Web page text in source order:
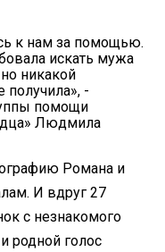
к нам за помощью.
искать мужа
никакой
-
помощи
Людмила
Романа и
И вдруг 27
с незнакомого
родной голос